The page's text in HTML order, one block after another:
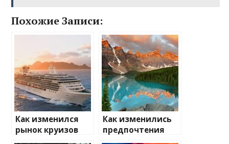
Похожие Записи:
Как изменился
рынок круизов
после пандемии
Как изменились
предпочтения
туристов